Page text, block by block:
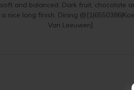
soft and balanced. Dark fruit, chocolate
a nice long finish. Dining
Van Leeuwen]